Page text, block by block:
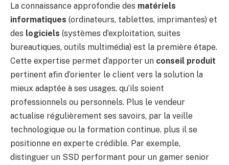
La connaissance approfondie des matériels
informatiques (ordinateurs, tablettes, imprimantes) et
des logiciels (systèmes d’exploitation, suites
bureautiques, outils multimédia) est la première étape.
Cette expertise permet d’apporter un conseil produit
pertinent afin d’orienter le client vers la solution la
mieux adaptée à ses usages, qu’ils soient
professionnels ou personnels. Plus le vendeur
actualise régulièrement ses savoirs, par la veille
technologique ou la formation continue, plus il se
positionne en experte crédible. Par exemple,
distinguer un SSD performant pour un gamer senior